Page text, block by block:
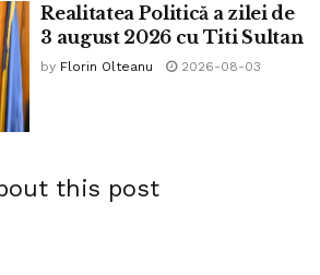
Realitatea Politică a zilei de
3 august 2026 cu Titi Sultan
by Florin Olteanu 2026-08-03
this post